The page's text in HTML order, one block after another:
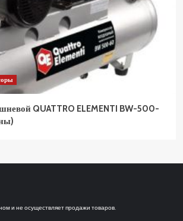
QUATTRO ELEMENTI BW-500-
и не осуществляет продажи товаров.